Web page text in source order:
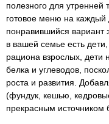
полезного для
готовое меню на
понравившийся вариант
в вашей семье есть
рациона взрослых,
белка и углеводов,
роста и развития.
(фундук, кешью,
прекрасным источником